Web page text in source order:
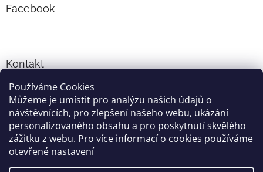
Používáme Cookies
Můžeme je umístit pro analýzu našich údajů o
návštěvnících, pro zlepšení našeho webu, ukázání
personalizovaného obsahu a pro poskytnutí skvělého
zážitku z webu. Pro více informací o cookies používáme
otevřené nastavení
Facebook
Kontakt
info@cyklo-obleceni.cz
+420777081700
jsme na facebooku